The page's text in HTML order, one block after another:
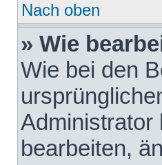
Nach oben
» Wie
Wie bei den
Administrator
bearbeiten,